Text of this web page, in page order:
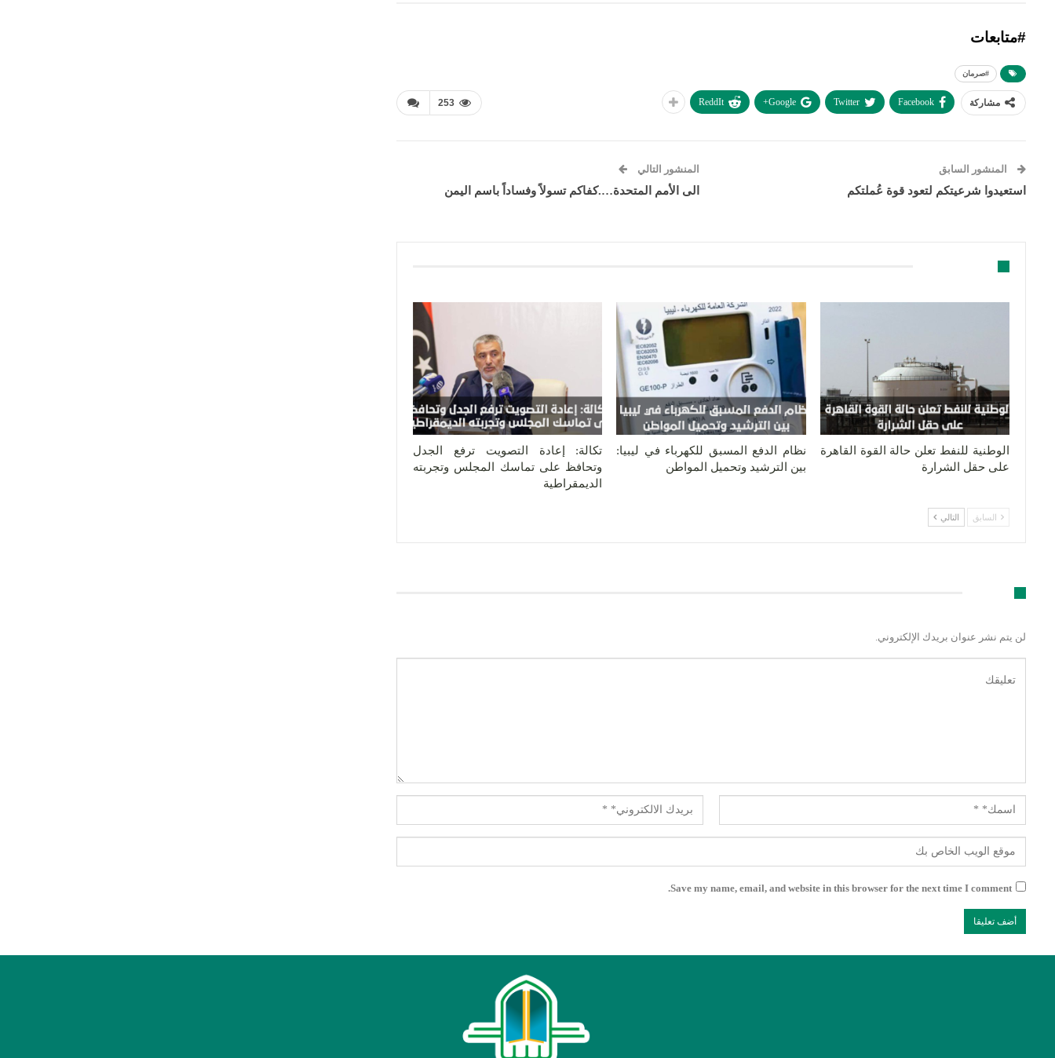
#متابعات
#صرمان
253 مشاركة Facebook
Twitter
Google+
ReddIt
المنشور السابق
استعيدوا شرعيتكم لتعود قوة عُملتكم
المنشور التالي
الى الأمم المتحدة….كفاكم تسولاً وفساداً باسم اليمن
الوطنية للنفط تعلن حالة القوة القاهرة
على حقل الشرارة
نظام الدفع المسبق للكهرباء في ليبيا:
بين الترشيد وتحميل المواطن
تكالة: إعادة التصويت ترفع الجدل
وتحافظ على تماسك المجلس وتجربته
الديمقراطية
السابق التالي
لن يتم نشر عنوان بريدك الإلكتروني.
Save my name, email, and website in this browser for the next time I comment.